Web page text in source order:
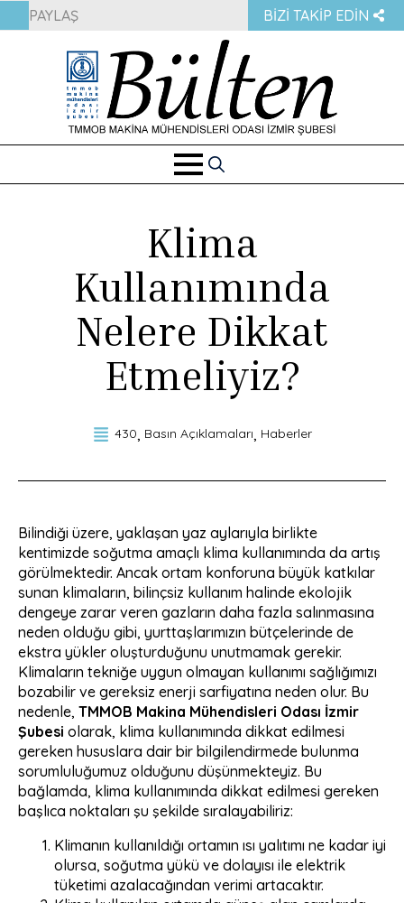
PAYLAŞ BIZI TAKIP EDIN
Search
Klima
Kullanımında
Nelere Dikkat
Etmeliyiz?
430 Basın Açıklamaları Haberler
Bilindiği üzere, yaklaşan yaz aylarıyla birlikte
kentimizde soğutma amaçlı klima kullanımında da artış
görülmektedir. Ancak ortam konforuna büyük katkılar
sunan klimaların, bilinçsiz kullanım halinde ekolojik
dengeye zarar veren gazların daha fazla salınmasına
neden olduğu gibi, yurttaşlarımızın bütçelerinde de
ekstra yükler oluşturduğunu unutmamak gerekir.
Klimaların tekniğe uygun olmayan kullanımı sağlığımızı
bozabilir ve gereksiz enerji sarfiyatına neden olur. Bu
nedenle, TMMOB Makina Mühendisleri Odası İzmir
Şubesi olarak, klima kullanımında dikkat edilmesi
gereken hususlara dair bir bilgilendirmede bulunma
sorumluluğumuz olduğunu düşünmekteyiz. Bu
bağlamda, klima kullanımında dikkat edilmesi gereken
başlıca noktaları şu şekilde sıralayabiliriz:
Klimanın kullanıldığı ortamın ısı yalıtımı ne kadar iyi
olursa, soğutma yükü ve dolayısı ile elektrik
tüketimi azalacağından verimi artacaktır.